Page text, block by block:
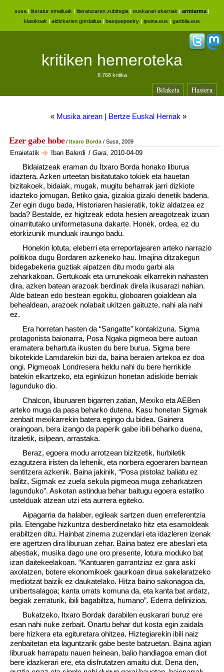
susa | literatur emailuak | literaturaren zubitegia | euskarari ekarriak | armiarma |
klasikoak | aldizkarien gordailua | basquepoetry | ipuina.eus | ganbila.eus
kritiken hemeroteka
8.768 kritika
Bilaketa Hasiera
« Musika airean| Bertze Euskal Herriak »
Ezer gabe hobe/ Itxaro Borda/ Susa, 2009
Erraietatik Iban Balerdi / Gara, 2010-04-09
Bidaiatzeak eraman du Itxaro Borda honako liburua
idaztera. Azken urteetan bisitatutako tokiek eta hauetan
bizitakoek, bidaiak, mugak, mugitu beharrak jarri dizkiote
idazteko jomugan. Betiko gaia, gizakia gizaki denetik badena.
Zer egin dugu bada, Historiaren hasieratik, tokiz aldatzea ez
bada? Bestalde, ez higitzeak edota hesien areagotzeak izuan
oinarritutako uniformetasuna dakarte. Honek, ordea, ez du
etorkizunik munduak iraungo badu.
Honekin lotuta, eleberri eta erreportajearen arteko narrazio
politikoa dugu Bordaren azkeneko hau. Imajina ditzakegun
bidegabekeria guztiak aipatzen ditu modu garbi ala
zeharkakoan. Gertukoak eta urrunekoak elkarrekin nahasten
dira, azken batean arazoak berdinak direla ikusarazi nahian.
Alde batean edo bestean egokitu, globoaren goialdean ala
behealdean, arazoek nolabait ukitzen gaituzte, nahi ala nahi
ez.
Era horretan hasten da “Sangatte” kontakizuna. Sigma
protagonista baionarra, Posa Ngaka pigmeoa bere autoan
eramatera behartuta ikusten du bere burua. Sigma bere
bikotekide Lamdarekin bizi da, baina beraien artekoa ez doa
ongi. Pigmeoak Londresera heldu nahi du bere herrikide
batekin elkartzeko, eta eginkizun honetan adiskide berriak
lagunduko dio.
Chalcon, liburuaren bigarren zatian, Mexiko eta AEBen
arteko muga da pasa beharko dutena. Kasu honetan Sigmak
zenbait mexikarrekin batera egingo du bidea. Gainera
oraingoan, bera izango da paperik gabe ibili beharko duena,
itzaletik, isilpean, arrastaka.
Beraz, egoera modu arrotzean bizitzetik, hurbiletik
ezagutzera iristen da lehenik, eta norbera egoeraren barnean
sentitzera azkenik. Baina jakinik, “Posa pistolaz baliatu ez
balitz, Sigmak ez zuela sekula pigmeoa muga zeharkatzen
lagunduko”. Askotan astindua behar baitugu egoera estatiko
ustelduak atzean utzi eta aurrera egiteko.
Aipagarria da halaber, egileak sartzen duen erreferentzia
pila. Etengabe hizkuntza desberdinetako hitz eta esamoldeak
erabiltzen ditu. Hainbat zinema zuzendari eta idazleren izenak
ere agertzen dira liburuan zehar. Baina batez ere abeslari eta
abestiak, musika dago une oro presente, lotura moduko bat
izan daitekeelakoan. “Kantuaren garrantziaz ez gara aski
axolatzen, botere ekonomikoek gaurkoan dirua sakelaratzeko
mediotzat baizik ez daukatelako. Hitza baino sakonagoa da,
unibertsalagoa; kanta urrats komuna da, eta kanta bat ardatz,
begiak zerraturik, ibili bagabiltza, humano”. Ederra definizioa.
Bukatzeko, Itxaro Bordak darabilen euskarari buruz ere
esan nahi nuke zerbait. Onartu behar dut kosta egin zaidala
bere hizkera eta egituretara ohitzea. Hiztegiarekin ibili naiz
zenbaitetan eta laguntzarik gabe beste batzuetan. Baina agian
liburuak harrapatu nauen heinean, balio handiagoa eman diot
bere idazkerari ere, eta disfrutatzen amaitu dut. Dena den,